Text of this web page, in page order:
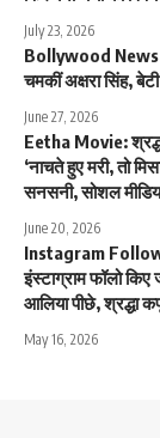
July 23, 2026
Bollywood News
चमकीं अक्षरा सिंह,
June 27, 2026
Eetha Movie:
‘नाचते हुए मरी, तो
सनसनी, सोशल
June 20, 2026
Instagram
इंस्टाग्राम फॉलो किए
आलिया पीछे, श्रद्धा
May 16, 2026